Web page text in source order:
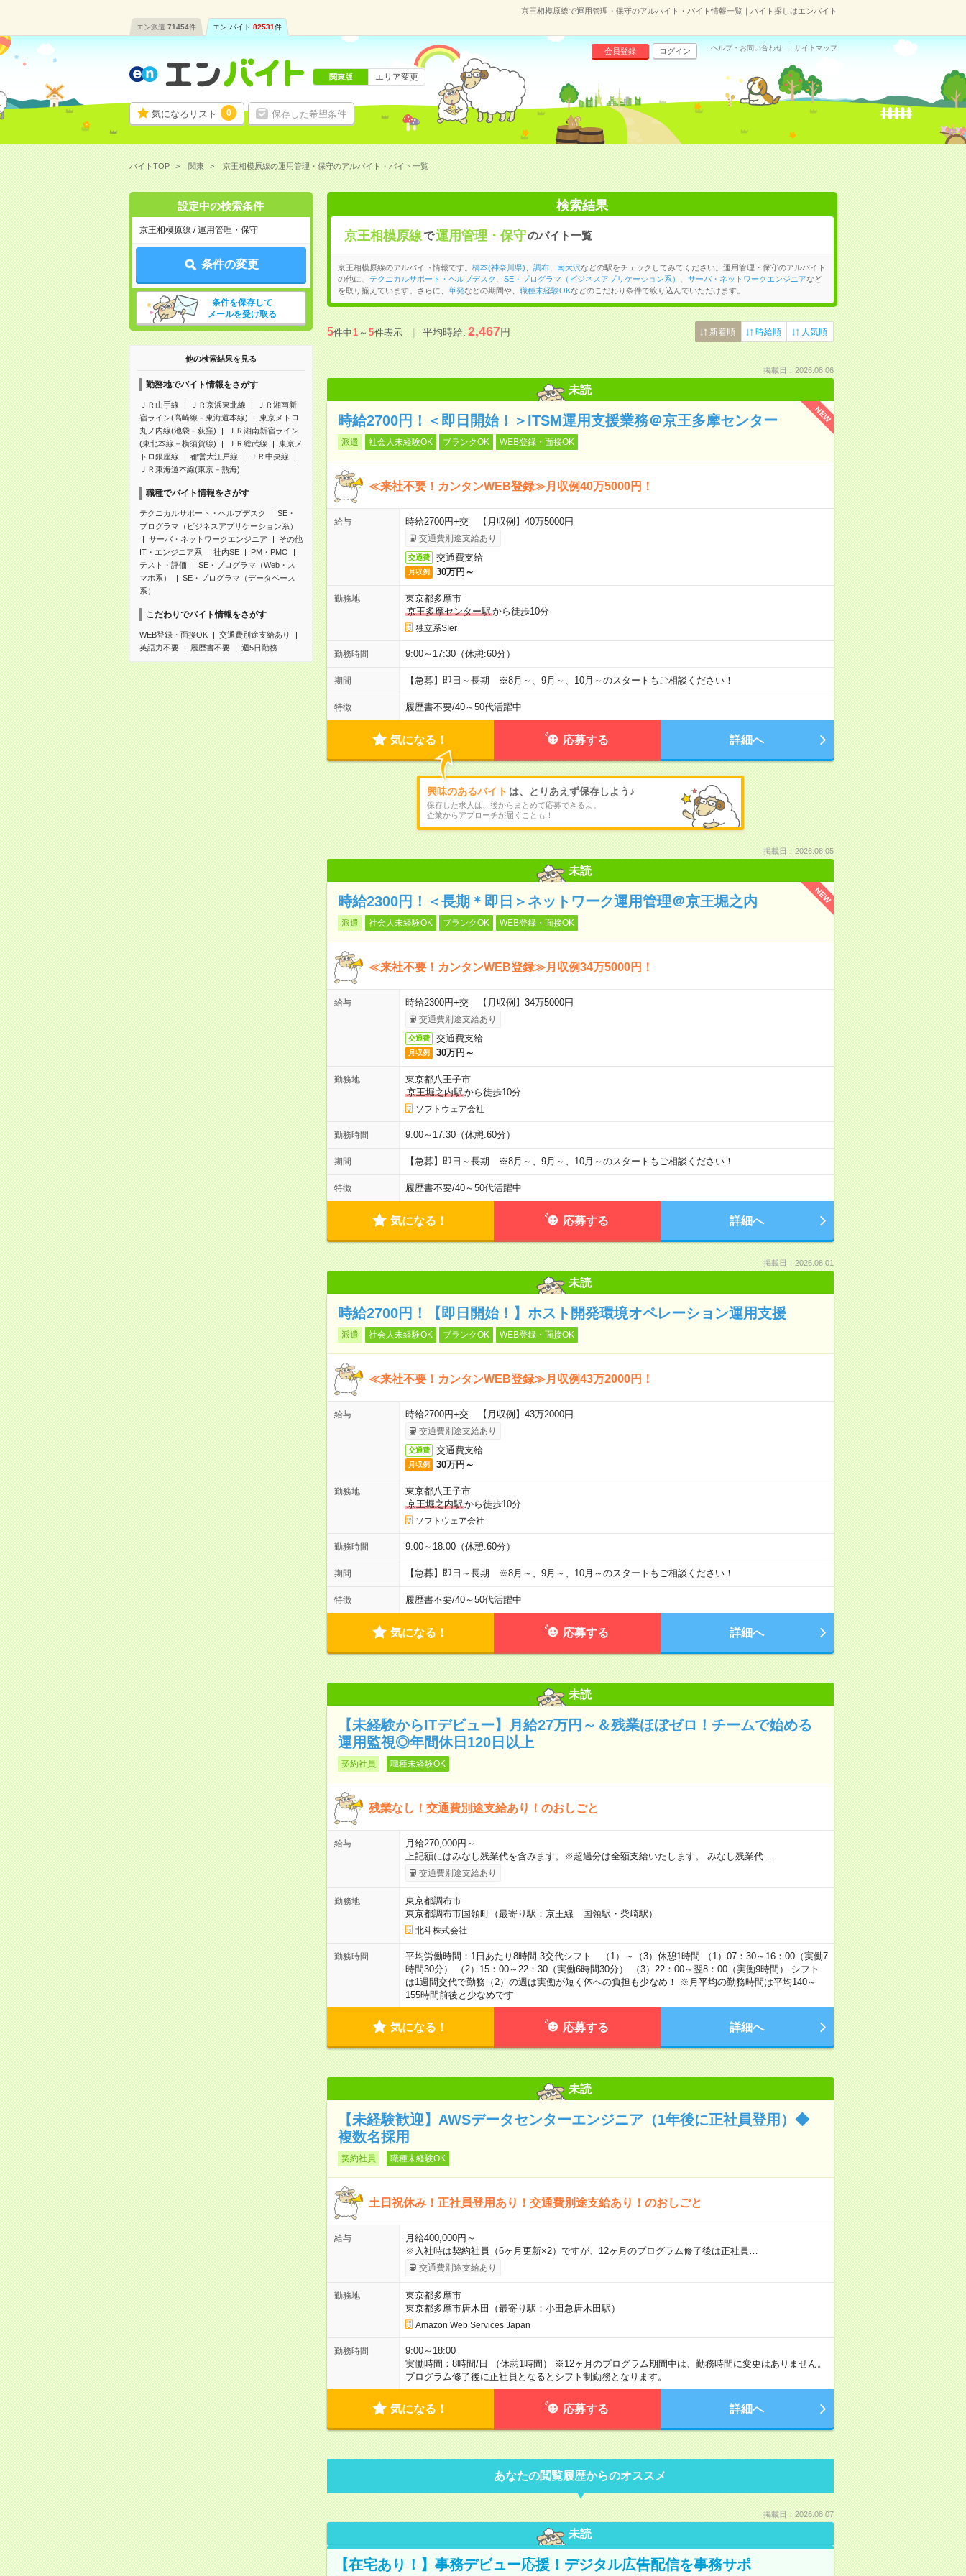
京王相模原線で運用管理・保守のアルバイト・バイト情報一覧｜バイト探しはエンバイト
エン派遣 71454件 エン バイト 82531件
気になるリスト 0 保存した希望条件
会員登録 ログイン ヘルプ・お問い合わせ サイトマップ
関東版 エリア変更
バイトTOP 関東 京王相模原線の運用管理・保守のアルバイト・バイト一覧
設定中の検索条件
京王相模原線 / 運用管理・保守
条件の変更
条件を保存して
メールを受け取る
他の検索結果を見る
勤務地でバイト情報をさがす
ＪＲ山手線 ＪＲ京浜東北線
ＪＲ湘南新
宿ライン(高崎線－東海道本線)
東京メトロ
丸ノ内線(池袋－荻窪)
ＪＲ湘南新宿ライン
(東北本線－横須賀線)
ＪＲ総武線
東京メ
トロ銀座線
都営大江戸線
ＪＲ中央線
ＪＲ東海道本線(東京－熱海)
職種でバイト情報をさがす
テクニカルサポート・ヘルプデスク
SE・
プログラマ（ビジネスアプリケーション系）
サーバ・ネットワークエンジニア
その他
IT・エンジニア系
社内SE
PM・PMO
テスト・評価
SE・プログラマ（Web・ス
マホ系）
SE・プログラマ（データベース
系）
こだわりでバイト情報をさがす
WEB登録・面接OK
交通費別途支給あり
英語力不要
履歴書不要 週5日勤務
検索結果
京王相模原線で運用管理・保守のバイト一覧
京王相模原線のアルバイト情報です。 橋本(神奈川県) 調布、 南大沢などの駅をチェックしてみてください。運用管理・保守のアルバイト
の他に、 テクニカルサポート・ヘルプデスク SE・プログラマ（ビジネスアプリケーション系） サーバ・ネットワークエンジニアなど
を取り揃えています。さらに、
単発などの期間や、 職種未経験OKなどのこだわり条件で絞り込んでいただけます。
5件中1～5件表示 平均時給:2,467円 新着順 時給順 人気順
掲載日：2026.08.06
未読
NEW
時給2700円！＜即日開始！＞ITSM運用支援業務＠京王多摩センター
派遣 社会人未経験OK ブランクOK WEB登録・面接OK
≪来社不要！カンタンWEB登録≫月収例40万5000円！
給与 時給2700円+交 【月収例】40万5000円
交通費別途支給あり
交通費 交通費支給
月収例 30万円～
勤務地
東京都多摩市
京王多摩センター駅から徒歩10分
独立系SIer
勤務時間 9:00～17:30（休憩:60分）
期間 【急募】即日～長期 ※8月～、9月～、10月～のスタートもご相談ください！
特徴 履歴書不要/40～50代活躍中
気になる！ 応募する 詳細へ
興味のあるバイト は、とりあえず保存しよう♪
保存した求人は、後からまとめて応募できるよ。
企業からアプローチが届くことも！
掲載日：2026.08.05
未読
NEW
時給2300円！＜長期＊即日＞ネットワーク運用管理＠京王堀之内
派遣 社会人未経験OK ブランクOK WEB登録・面接OK
≪来社不要！カンタンWEB登録≫月収例34万5000円！
給与 時給2300円+交 【月収例】34万5000円
交通費別途支給あり
交通費 交通費支給
月収例 30万円～
勤務地
東京都八王子市
京王堀之内駅から徒歩10分
ソフトウェア会社
勤務時間 9:00～17:30（休憩:60分）
期間 【急募】即日～長期 ※8月～、9月～、10月～のスタートもご相談ください！
特徴 履歴書不要/40～50代活躍中
気になる！ 応募する 詳細へ
掲載日：2026.08.01
未読
時給2700円！【即日開始！】ホスト開発環境オペレーション運用支援
派遣 社会人未経験OK ブランクOK WEB登録・面接OK
≪来社不要！カンタンWEB登録≫月収例43万2000円！
給与 時給2700円+交 【月収例】43万2000円
交通費別途支給あり
交通費 交通費支給
月収例 30万円～
勤務地
東京都八王子市
京王堀之内駅から徒歩10分
ソフトウェア会社
勤務時間 9:00～18:00（休憩:60分）
期間 【急募】即日～長期 ※8月～、9月～、10月～のスタートもご相談ください！
特徴 履歴書不要/40～50代活躍中
気になる！ 応募する 詳細へ
未読
【未経験からITデビュー】月給27万円～＆残業ほぼゼロ！チームで始める
運用監視◎年間休日120日以上
契約社員 職種未経験OK
残業なし！交通費別途支給あり！のおしごと
給与
月給270,000円～
上記額にはみなし残業代を含みます。※超過分は全額支給いたします。 みなし残業代 …
交通費別途支給あり
勤務地
東京都調布市
東京都調布市国領町（最寄り駅：京王線 国領駅・柴崎駅）
北斗株式会社
勤務時間
平均労働時間：1日あたり8時間 3交代シフト （1）～（3）休憩1時間 （1）07：30～16：00（実働7
時間30分） （2）15：00～22：30（実働6時間30分） （3）22：00～翌8：00（実働9時間） シフト
は1週間交代で勤務（2）の週は実働が短く体への負担も少なめ！ ※月平均の勤務時間は平均140～
155時間前後と少なめです
気になる！ 応募する 詳細へ
未読
【未経験歓迎】AWSデータセンターエンジニア（1年後に正社員登用）◆
複数名採用
契約社員 職種未経験OK
土日祝休み！正社員登用あり！交通費別途支給あり！のおしごと
給与
月給400,000円～
※入社時は契約社員（6ヶ月更新×2）ですが、12ヶ月のプログラム修了後は正社員…
交通費別途支給あり
勤務地
東京都多摩市
東京都多摩市唐木田（最寄り駅：小田急唐木田駅）
Amazon Web Services Japan
勤務時間
9:00～18:00
実働時間：8時間/日 （休憩1時間） ※12ヶ月のプログラム期間中は、勤務時間に変更はありません。
プログラム修了後に正社員となるとシフト制勤務となります。
気になる！ 応募する 詳細へ
あなたの閲覧履歴からのオススメ
掲載日：2026.08.07
未読
【在宅あり！】事務デビュー応援！デジタル広告配信を事務サポ